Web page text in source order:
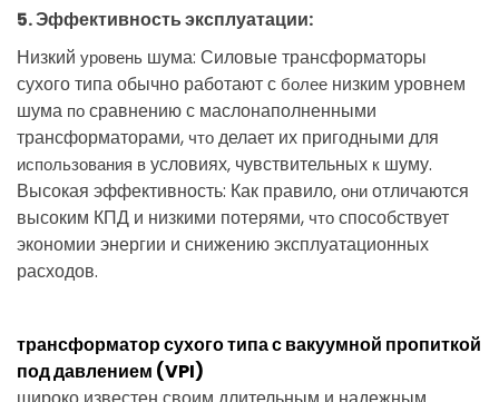
5.Эффективностьэксплуатации:
Низкий уровень шума: Силовыетрансформаторы
сухоготипаобычно работаютс более низким уровнем
шума посравнениюс маслонаполненными
трансформаторами, чтоделает их пригодными для
использования вусловиях, чувствительных к шуму.
Высокая эффективность: Как правило, ониотличаются
высоким КПД и низкими потерями, чтоспособствует
экономии энергии и снижениюэксплуатационных
расходов.
трансформаторсухоготипасвакуумной пропиткой
поддавлением (VPI)